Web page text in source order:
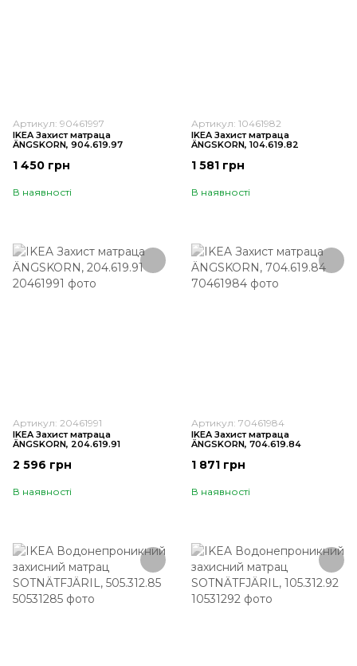
Артикул: 90461997
IKEA Захист матраца
ÄNGSKORN, 904.619.97
1 450 грн
В наявності
Артикул: 10461982
IKEA Захист матраца
ÄNGSKORN, 104.619.82
1 581 грн
В наявності
Артикул: 20461991
IKEA Захист матраца
ÄNGSKORN, 204.619.91
2 596 грн
В наявності
Артикул: 70461984
IKEA Захист матраца
ÄNGSKORN, 704.619.84
1 871 грн
В наявності